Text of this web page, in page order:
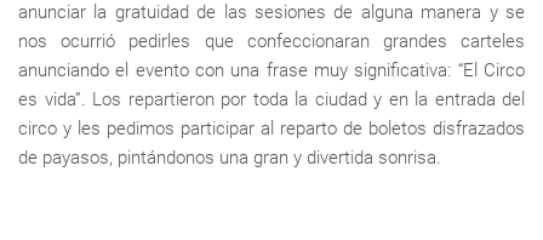
anunciar la gratuidad de las sesiones de alguna manera y se
nos ocurrió pedirles que confeccionaran grandes carteles
anunciando el evento con una frase muy significativa: “El Circo
es vida”. Los repartieron por toda la ciudad y en la entrada del
circo y les pedimos participar al reparto de boletos disfrazados
de payasos, pintándonos una gran y divertida sonrisa.